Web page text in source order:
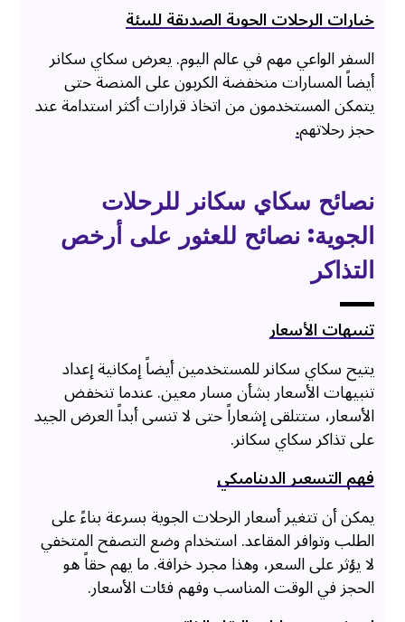
خيارات الرحلات الجوية الصديقة للبيئة
السفر الواعي مهم في عالم اليوم. يعرض سكاي سكانر
أيضاً المسارات منخفضة الكربون على المنصة حتى
يتمكن المستخدمون من اتخاذ قرارات أكثر استدامة عند
حجز رحلاتهم.
نصائح سكاي سكانر للرحلات
الجوية: نصائح للعثور على أرخص
التذاكر
تنبيهات الأسعار
يتيح سكاي سكانر للمستخدمين أيضاً إمكانية إعداد
تنبيهات الأسعار بشأن مسار معين. عندما تنخفض
الأسعار، ستتلقى إشعاراً حتى لا تنسى أبداً العرض الجيد
على تذاكر سكاي سكانر.
فهم التسعير الديناميكي
يمكن أن تتغير أسعار الرحلات الجوية بسرعة بناءً على
الطلب وتوافر المقاعد. استخدام وضع التصفح المتخفي
لا يؤثر على السعر، وهذا مجرد خرافة. ما يهم حقاً هو
الحجز في الوقت المناسب وفهم فئات الأسعار.